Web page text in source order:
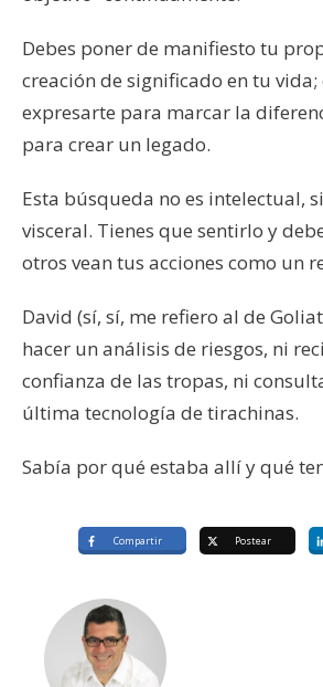
Debes poner de manifiesto tu
creación de significado en tu vida;
expresarte para marcar la
para crear un legado.
Esta búsqueda no es intelectual,
visceral. Tienes que sentirlo y
otros vean tus acciones como un
David (sí, sí, me refiero al de
hacer un análisis de riesgos, ni
confianza de las tropas, ni
última tecnología de tirachinas.
Sabía por qué estaba allí y qué
Compartir Postear